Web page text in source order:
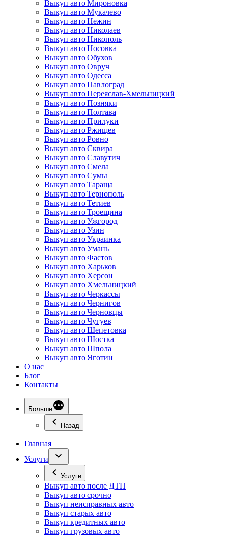
Выкуп авто Мироновка
Выкуп авто Мукачево
Выкуп авто Нежин
Выкуп авто Николаев
Выкуп авто Никополь
Выкуп авто Носовка
Выкуп авто Обухов
Выкуп авто Овруч
Выкуп авто Одесса
Выкуп авто Павлоград
Выкуп авто Переяслав-Хмельницкий
Выкуп авто Позняки
Выкуп авто Полтава
Выкуп авто Прилуки
Выкуп авто Ржищев
Выкуп авто Ровно
Выкуп авто Сквира
Выкуп авто Славутич
Выкуп авто Смела
Выкуп авто Сумы
Выкуп авто Тараща
Выкуп авто Тернополь
Выкуп авто Тетиев
Выкуп авто Троещина
Выкуп авто Ужгород
Выкуп авто Узин
Выкуп авто Украинка
Выкуп авто Умань
Выкуп авто Фастов
Выкуп авто Харьков
Выкуп авто Херсон
Выкуп авто Хмельницкий
Выкуп авто Черкассы
Выкуп авто Чернигов
Выкуп авто Черновцы
Выкуп авто Чугуев
Выкуп авто Шепетовка
Выкуп авто Шостка
Выкуп авто Шпола
Выкуп авто Яготин
О нас
Блог
Контакты
Больше
Назад
Главная
Услуги
Услуги
Выкуп авто после ДТП
Выкуп авто срочно
Выкуп неисправных авто
Выкуп старых авто
Выкуп кредитных авто
Выкуп грузовых авто